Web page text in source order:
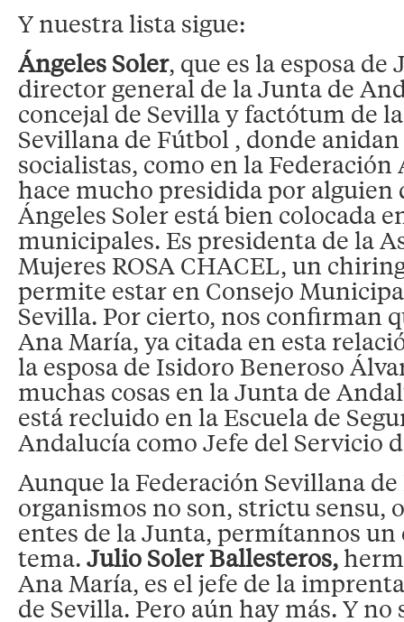
Y nuestra lista sigue:
Ángeles Soler, que es la esposa de
director general de la Junta de
concejal de Sevilla y factótum de
Sevillana de Fútbol , donde
socialistas, como en la Federación
hace mucho presidida por alguien
Ángeles Soler está bien colocada
municipales. Es presidenta de la
Mujeres ROSA CHACEL, un
permite estar en Consejo
Sevilla. Por cierto, nos confirman
Ana María, ya citada en esta
la esposa de Isidoro Beneroso
muchas cosas en la Junta de
está recluido en la Escuela de
Andalucía como Jefe del Servicio
Aunque la Federación Sevillana
organismos no son, strictu sensu,
entes de la Junta, permítannos un
tema. Julio Soler Ballesteros,
Ana María, es el jefe de la
de Sevilla. Pero aún hay más. Y no